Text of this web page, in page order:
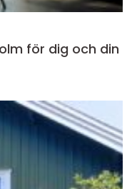
för dig och din